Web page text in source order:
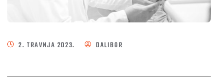
2. TRAVNJA 2023. DALIBOR